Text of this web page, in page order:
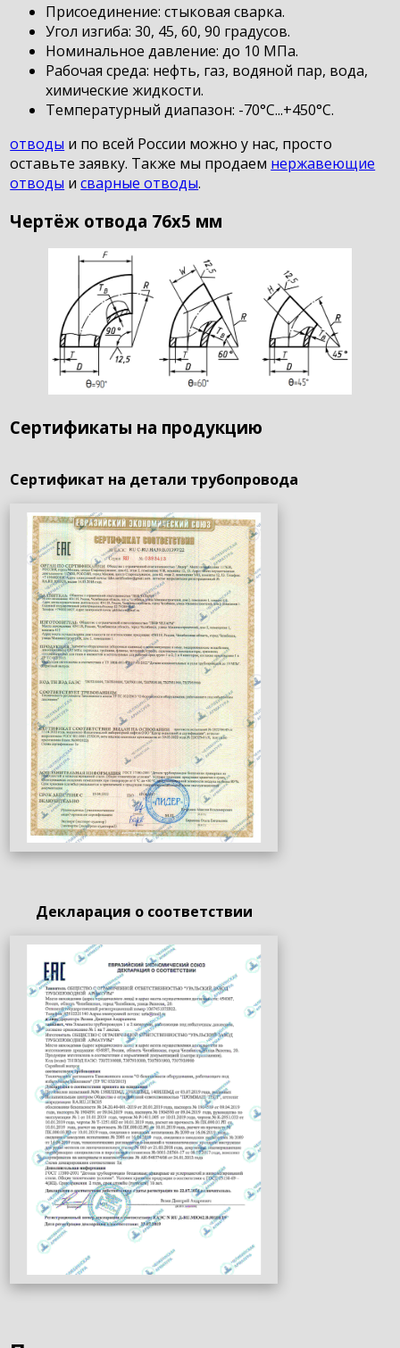
Присоединение: стыковая сварка.
Угол изгиба: 30, 45, 60, 90 градусов.
Номинальное давление: до 10 МПа.
Рабочая среда: нефть, газ, водяной пар, вода,
химические жидкости.
Температурный диапазон: -70°С...+450°С.
отводы и по всей России можно у нас, просто
оставьте заявку. Также мы продаем нержавеющие
отводы исварные отводы.
Чертёж отвода 76х5 мм
Сертификаты на продукцию
Сертификат на детали трубопровода
Декларация о соответствии